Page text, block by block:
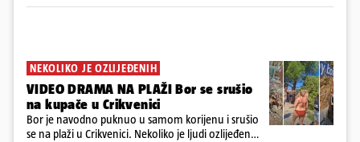
NEKOLIKO JE OZLIJEĐENIH
VIDEO DRAMA NA PLAŽI Bor se srušio
na kupače u Crikvenici
Bor je navodno puknuo u samom korijenu i srušio
se na plaži u Crikvenici. Nekoliko je ljudi ozlijeđeno,